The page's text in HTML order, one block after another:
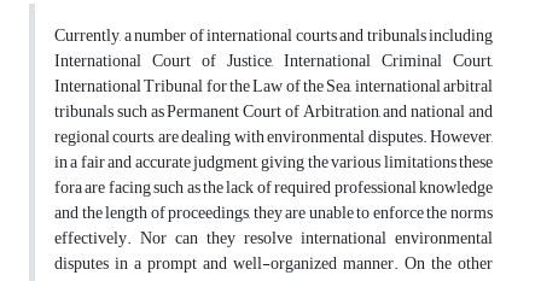
Currently, a number of international courts and tribunals including
International Court of Justice, International Criminal Court,
International Tribunal for the Law of the Sea, international arbitral
tribunals such as Permanent Court of Arbitration, and national and
regional courts, are dealing with environmental disputes. However,
in a fair and accurate judgment, giving the various limitations these
fora are facing such as the lack of required professional knowledge
and the length of proceedings, they are unable to enforce the norms
effectively. Nor can they resolve international environmental
disputes in a prompt and well-organized manner. On the other